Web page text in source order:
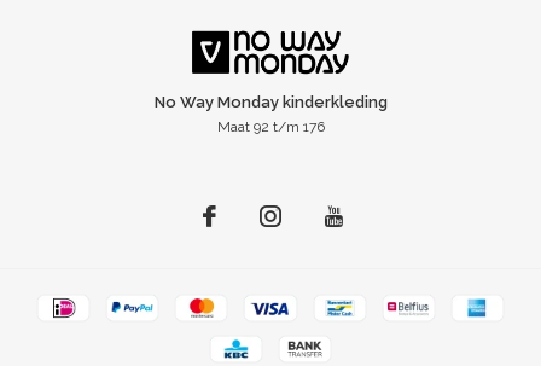
No Way Monday kinderkleding
Maat 92 t/m 176